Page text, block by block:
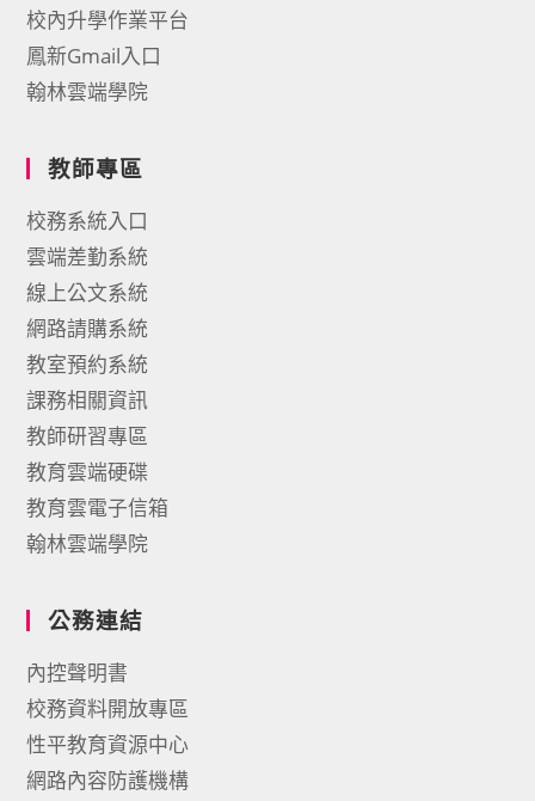
校內升學作業平台
鳳新Gmail入口
翰林雲端學院
教師專區
校務系統入口
雲端差勤系統
線上公文系統
網路請購系統
教室預約系統
課務相關資訊
教師研習專區
教育雲端硬碟
教育雲電子信箱
翰林雲端學院
公務連結
內控聲明書
校務資料開放專區
性平教育資源中心
網路內容防護機構